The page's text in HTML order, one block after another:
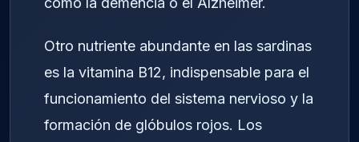
Otro nutriente abundante en las sardinas
es la vitamina B12, indispensable para el
funcionamiento del sistema nervioso y la
formación de glóbulos rojos. Los